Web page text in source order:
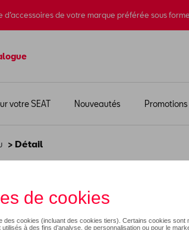
de votre marque préférée sous
votre SEAT Nouveautés Promotions
> Détail
Typhoon